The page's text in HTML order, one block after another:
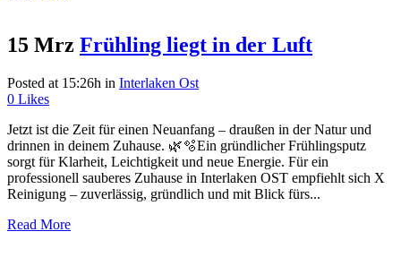
15 Mrz Frühling liegt in der Luft
Posted at 15:26h in Interlaken Ost
0 Likes
Jetzt ist die Zeit für einen Neuanfang – draußen in der Natur und
drinnen in deinem Zuhause. 🌿🫧Ein gründlicher Frühlingsputz
sorgt für Klarheit, Leichtigkeit und neue Energie. Für ein
professionell sauberes Zuhause in Interlaken OST empfiehlt sich X
Reinigung – zuverlässig, gründlich und mit Blick fürs...
Read More